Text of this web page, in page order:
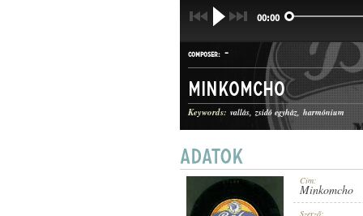
00:00
COMPOSER: -
GENRE: ZSIDÓ TEMPLOMI ÉNEK
Minkomcho
Keywords: vallás zsidó egyház harmónium
Cím:
Minkomcho
Szerző: